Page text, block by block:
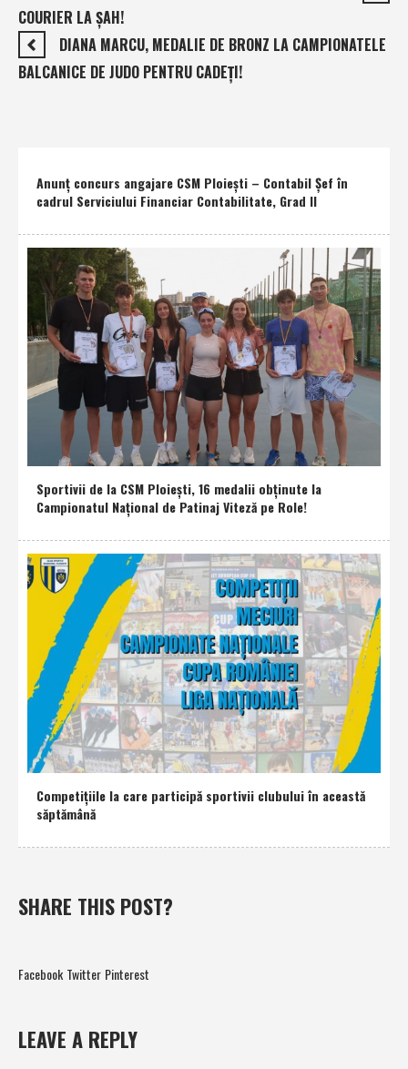
COURIER LA ŞAH!
DIANA MARCU, MEDALIE DE BRONZ LA CAMPIONATELE
BALCANICE DE JUDO PENTRU CADEŢI!
Anunţ concurs angajare CSM Ploieşti – Contabil Şef în
cadrul Serviciului Financiar Contabilitate, Grad II
Sportivii de la CSM Ploieşti, 16 medalii obţinute la
Campionatul Naţional de Patinaj Viteză pe Role!
Competiţiile la care participă sportivii clubului în această
săptămână
SHARE THIS POST?
Facebook Twitter Pinterest
LEAVE A REPLY